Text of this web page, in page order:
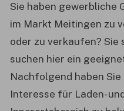
Sie haben gewerbliche
im Markt Meitingen zu
oder zu verkaufen? Sie
suchen hier ein
Nachfolgend haben
Interesse für Laden-